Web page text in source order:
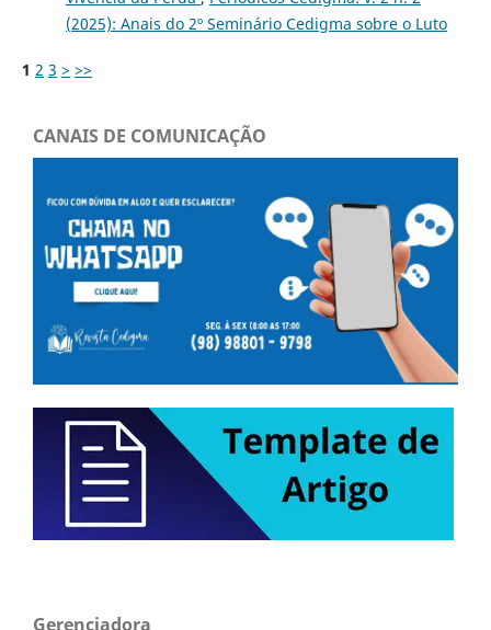
(2025): Anais do 2º Seminário Cedigma sobre o Luto
1 2 3 > >>
CANAIS DE COMUNICAÇÃO
Gerenciadora